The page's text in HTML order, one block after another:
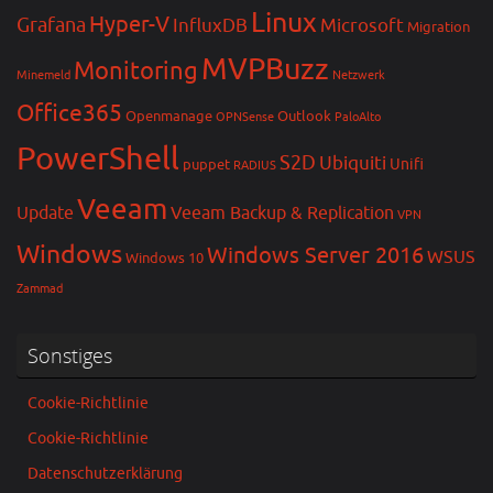
Grafana Hyper-VInfluxDB Linux Microsoft Migration
Minemeld Monitoring MVPBuzz Netzwerk
Office365 Openmanage OPNSense Outlook PaloAlto
PowerShell puppet RADIUS S2D Ubiquiti Unifi
Update Veeam Veeam Backup & Replication VPN
WindowsWindows 10Windows Server 2016WSUS
Zammad
Sonstiges
Cookie-Richtlinie
Cookie-Richtlinie
Datenschutzerklärung